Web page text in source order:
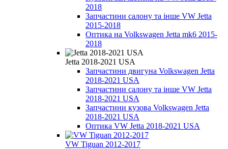
2018
Запчастини салону та інше VW Jetta
2015-2018
Оптика на Volkswagen Jetta mk6 2015-
2018
Jetta 2018-2021 USA
Запчастини двигуна Volkswagen Jetta
2018-2021 USA
Запчастини салону та інше VW Jetta
2018-2021 USA
Запчастини кузова Volkswagen Jetta
2018-2021 USA
Оптика VW Jetta 2018-2021 USA
VW Tiguan 2012-2017